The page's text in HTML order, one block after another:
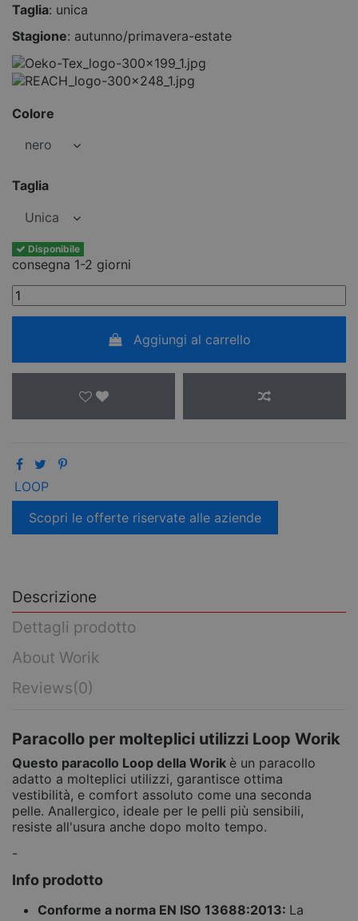
Taglia: unica
Stagione: autunno/primavera-estate
Colore
Taglia
Disponibile
consegna 1-2 giorni
Aggiungi al carrello
LOOP
Scopri le offerte riservate alle aziende
Descrizione
Dettagli prodotto
About Worik
Reviews(0)
Paracollo per molteplici utilizzi Loop Worik
Questo paracollo Loop della Worik è un paracollo
adatto a molteplici utilizzi, garantisce ottima
vestibilità, e comfort assoluto come una seconda
pelle. Anallergico, ideale per le pelli più sensibili,
resiste all'usura anche dopo molto tempo.
-
Info prodotto
Conforme a norma EN ISO 13688:2013: La